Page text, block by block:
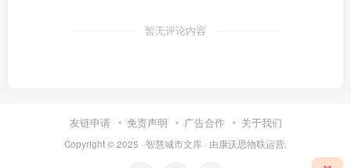
暂无评论内容
友链申请 免责声明 广告合作 关于我们
Copyright © 2025 · 智慧城市文库 · 由康沃思物联运营.